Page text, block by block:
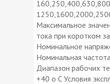
Максимальное
тока при коротком
Номинальное
Номинальная
Диапазон рабочих
+40 o C Условия